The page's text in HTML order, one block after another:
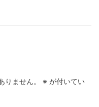
りません。 ※ が付いてい